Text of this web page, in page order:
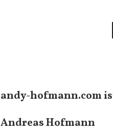
andy-hofmann.com
Andreas Hofmann